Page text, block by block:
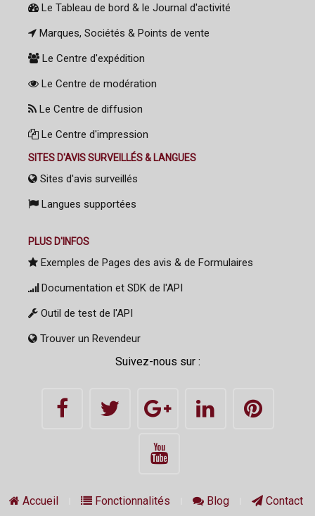
Le Tableau de bord & le Journal d'activité
Marques, Sociétés & Points de vente
Le Centre d'expédition
Le Centre de modération
Le Centre de diffusion
Le Centre d'impression
SITES D'AVIS SURVEILLÉS & LANGUES
Sites d'avis surveillés
Langues supportées
PLUS D'INFOS
Exemples de Pages des avis & de Formulaires
Documentation et SDK de l'API
Outil de test de l'API
Trouver un Revendeur
Suivez-nous sur :
Accueil Fonctionnalités Blog Contact